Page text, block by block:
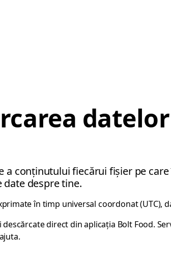
a conținutului fiecărui fișier pe
date despre tine.
în timp universal coordonat (UTC),
direct din aplicația Bolt Food.